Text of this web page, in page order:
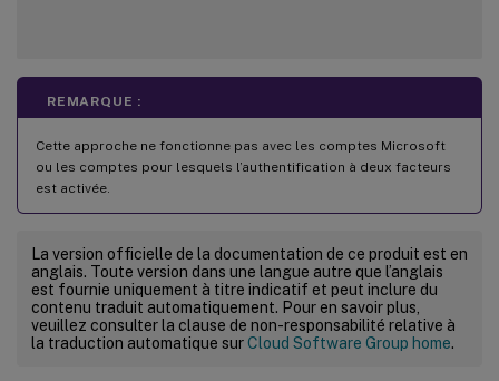
REMARQUE :
Cette approche ne fonctionne pas avec les comptes Microsoft
ou les comptes pour lesquels l’authentification à deux facteurs
est activée.
La version officielle de la documentation de ce produit est en
anglais. Toute version dans une langue autre que l’anglais
est fournie uniquement à titre indicatif et peut inclure du
contenu traduit automatiquement. Pour en savoir plus,
veuillez consulter la clause de non-responsabilité relative à
la traduction automatique surCloud Software Group home.